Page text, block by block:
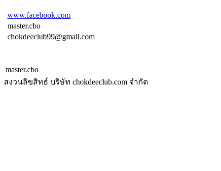
www.facebook.com
master.cbo
chokdeeclub99@gmail.com
master.cbo
สงวนลิขสิทธ์ บริษัท chokdeeclub.com จำกัด